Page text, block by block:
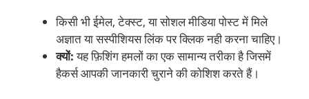
किसी भी ईमेल, टेक्स्ट, या सोशल मीडिया पोस्ट में मिले
अज्ञात या सस्पीशियस लिंक पर क्लिक नही करना चाहिए।
क्यों:यह फ़िशिंग हमलों का एक सामान्य तरीका है जिसमें
हैकर्स आपकी जानकारी चुराने की कोशिश करते हैं।